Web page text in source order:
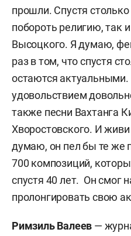
прошли. Спустя
побороть религию, так
Высоцкого. Я думаю,
раз в том, что спустя
остаются актуальными.
удовольствием
также песни Вахтанга
Хворостовского. И
думаю, он пел бы те же
700 композиций,
спустя 40 лет. Он смог
пролонгировать свою
Римзиль Валеев —